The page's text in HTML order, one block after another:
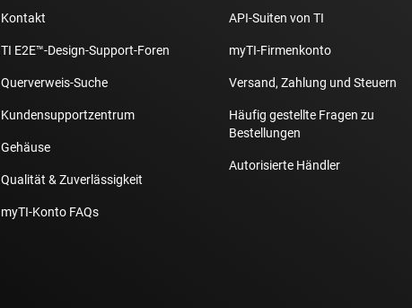
Kontakt
TI E2E™-Design-Support-Foren
Querverweis-Suche
Kundensupportzentrum
Gehäuse
Qualität & Zuverlässigkeit
myTI-Konto FAQs
API-Suiten von TI
myTI-Firmenkonto
Versand, Zahlung und Steuern
Häufig gestellte Fragen zu
Bestellungen
Autorisierte Händler